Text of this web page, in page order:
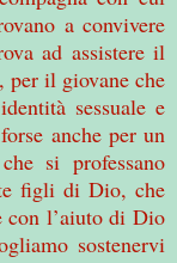
a convivere
ad assistere il
per il giovane che
sessuale e
anche per un
si professano
figli di Dio, che
con l’aiuto di Dio
sostenervi